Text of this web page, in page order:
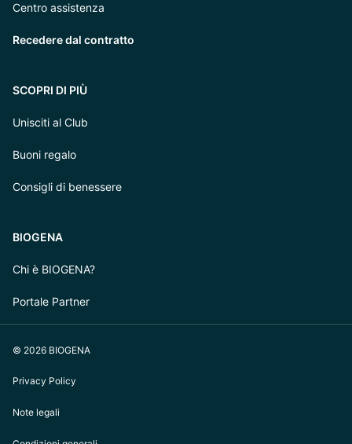
Centro assistenza
Recedere dal contratto
SCOPRI DI PIÙ
Unisciti al Club
Buoni regalo
Consigli di benessere
BIOGENA
Chi è BIOGENA?
Portale Partner
© 2026 BIOGENA
Privacy Policy
Note legali